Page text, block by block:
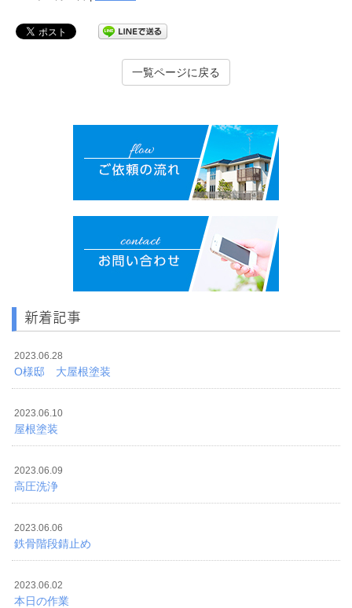
一覧ページに戻る
新着記事
2023.06.28
O様邸 大屋根塗装
2023.06.10
屋根塗装
2023.06.09
高圧洗浄
2023.06.06
鉄骨階段錆止め
2023.06.02
本日の作業